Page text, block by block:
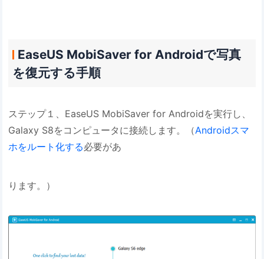
EaseUS MobiSaver for Androidで写真
を復元する手順
ステップ１、EaseUS MobiSaver for Androidを実行し、
Galaxy S8をコンピュータに接続します。（Androidスマ
ホをルート化する必要があ
ります。）